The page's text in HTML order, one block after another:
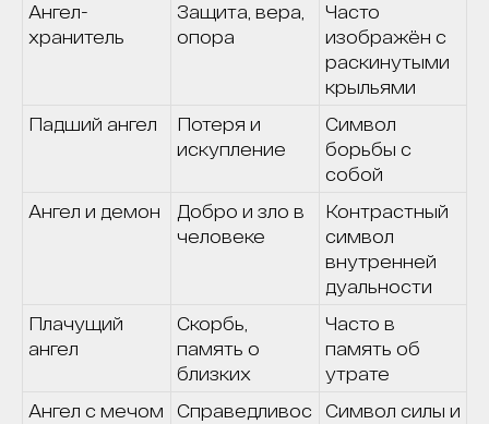
Ангел-
хранитель
Защита, вера,
опора
Часто
изображён с
раскинутыми
крыльями
Падший ангел
Потеря и
искупление
Символ
борьбы с
собой
Ангел и демон
Добро и зло в
человеке
Контрастный
символ
внутренней
дуальности
Плачущий
ангел
Скорбь,
память о
близких
Часто в
память об
утрате
Ангел с мечом
Справедливос
Символ силы и